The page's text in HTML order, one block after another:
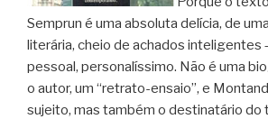
Semprun é uma absoluta delícia, de
literária, cheio de achados inteligentes
pessoal, personalíssimo. Não é uma
o autor, um “retrato-ensaio”, e
sujeito, mas também o destinatário do